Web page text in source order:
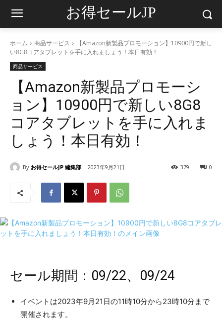
お得セールJP
ホーム 商品サービス
【Amazon新製品プロモーション】10900円で新し
い8G8コアタブレットを手に入れましょう！本日有効！
商品サービス
【Amazon新製品プロモーシ
ョン】10900円で新しい8G8
コアタブレットを手に入れま
しょう！本日有効！
By お得セールJP 編集部 2023年9月21日 0
379
セール期間：09/22、09/24
イベントは2023年9月21日の11時10分から23時10分まで
開催されます。